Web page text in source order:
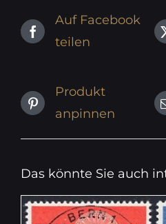
Auf Facebook
teilen
Produkt
anpinnen
Das könnte Sie auch